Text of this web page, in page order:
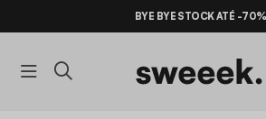
BYE BYE STOCK ATÉ -